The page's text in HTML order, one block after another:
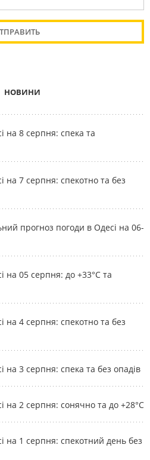
НОВИНИ
на 8 серпня: спека та
на 7 серпня: спекотно та без
прогноз погоди в Одесі на 06-
на 05 серпня: до +33°С та
на 4 серпня: спекотно та без
на 3 серпня: спека та без опадів
на 2 серпня: сонячно та до +28°С
на 1 серпня: спекотний день без